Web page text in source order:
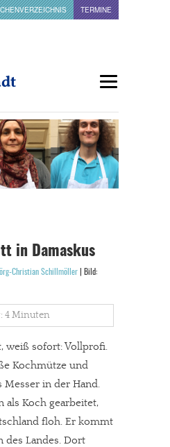
TERMINE
in Damaskus
Christian Schillmöller | Bild:
4 Minuten
weiß sofort: Vollprofi.
Kochmütze und
in der Hand.
als Koch gearbeitet,
floh. Er kommt
des Landes. Dort